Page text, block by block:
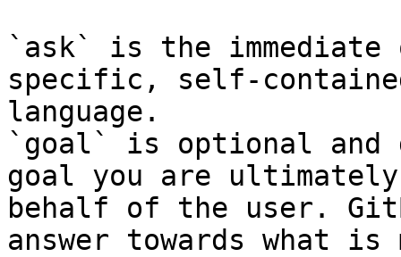
`ask` is the
specific, self-
language.
`goal` is optional and
goal you are
behalf of the user.
answer towards what